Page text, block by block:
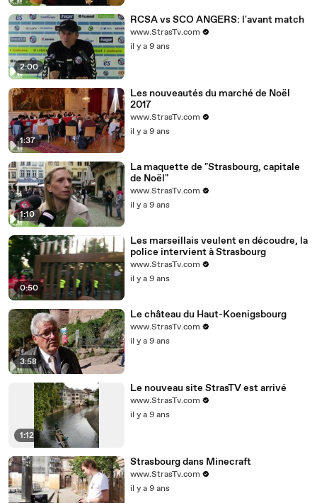
2:00
RCSA vs SCO ANGERS: l'avant match
www.StrasTv.com
il y a 9 ans
1:37
Les nouveautés du marché de Noël
2017
www.StrasTv.com
il y a 9 ans
1:10
La maquette de "Strasbourg, capitale
de Noël"
www.StrasTv.com
il y a 9 ans
0:50
Les marseillais veulent en découdre, la
police intervient à Strasbourg
www.StrasTv.com
il y a 9 ans
3:58
Le château du Haut-Koenigsbourg
www.StrasTv.com
il y a 9 ans
1:12
Le nouveau site StrasTV est arrivé
www.StrasTv.com
il y a 9 ans
Strasbourg dans Minecraft
www.StrasTv.com
il y a 9 ans